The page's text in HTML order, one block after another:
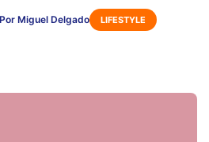
Por Miguel Delgado LIFESTYLE